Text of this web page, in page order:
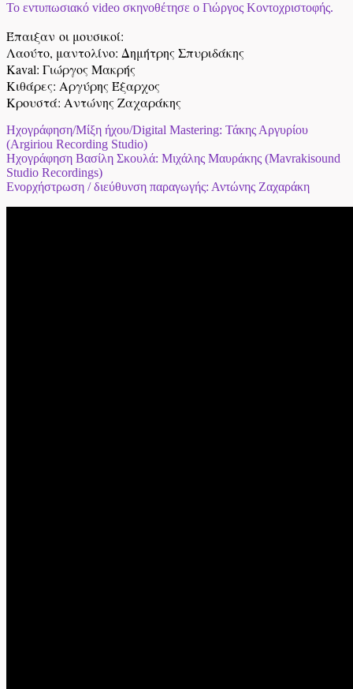
Το εντυπωσιακό video σκηνοθέτησε ο Γιώργος Κοντοχριστοφής.
Έπαιξαν οι μουσικοί:
Λαούτο, μαντολίνο: Δημήτρης Σπυριδάκης
Kaval: Γιώργος Μακρής
Κιθάρες: Αργύρης Έξαρχος
Κρουστά: Αντώνης Ζαχαράκης
Ηχογράφηση/Μίξη ήχου/Digital Mastering: Τάκης Αργυρίου
(Argiriou Recording Studio)
Ηχογράφηση Βασίλη Σκουλά: Μιχάλης Μαυράκης (Mavrakisound
Studio Recordings)
Ενορχήστρωση / διεύθυνση παραγωγής: Αντώνης Ζαχαράκη